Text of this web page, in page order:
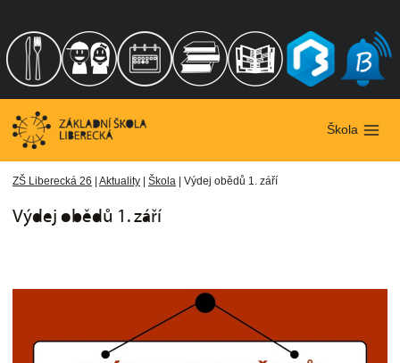
obsah
Škola
ZŠ Liberecká 26 | Aktuality | Škola | Výdej obědů 1. září
Výdej obědů 1. září